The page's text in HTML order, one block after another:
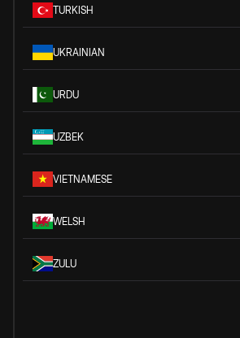
TURKISH
UKRAINIAN
URDU
UZBEK
VIETNAMESE
WELSH
ZULU